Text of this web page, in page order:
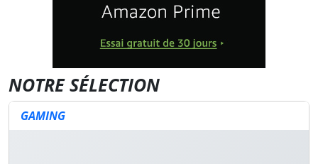
NOTRE SÉLECTION
GAMING